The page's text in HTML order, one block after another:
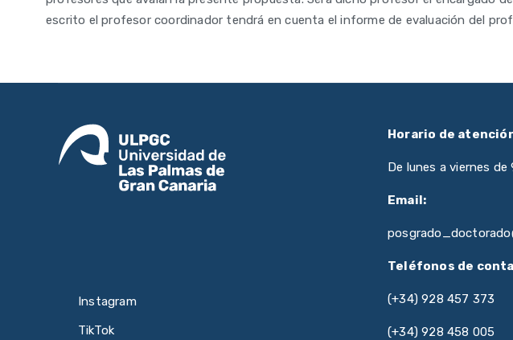
escrito el profesor coordinador tendrá en cuenta el informe de evaluación del
Instagram
TikTok
Horario de
De lunes a viernes de
Email:
Teléfonos de
(+34) 928 457 373
(+34) 928 458 005